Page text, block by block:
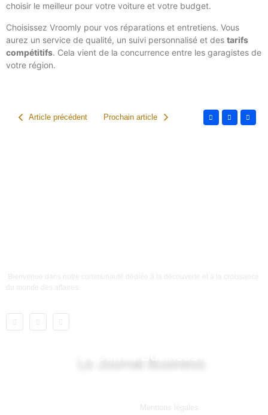
choisir le meilleur pour votre voiture et votre budget.
Choisissez Vroomly pour vos réparations et entretiens. Vous
aurez un service de qualité, un suivi personnalisé et des tarifs
compétitifs. Cela vient de la concurrence entre les garagistes de
votre région.
Article précédent Prochain article
Bienvenue dans notre communauté dédiée à la découverte et à la croissance
du monde des affaires.
Mentions légales